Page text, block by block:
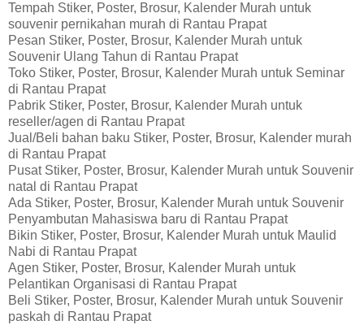
Tempah Stiker, Poster, Brosur, Kalender Murah untuk
souvenir pernikahan murah di Rantau Prapat
Pesan Stiker, Poster, Brosur, Kalender Murah untuk
Souvenir Ulang Tahun di Rantau Prapat
Toko Stiker, Poster, Brosur, Kalender Murah untuk Seminar
di Rantau Prapat
Pabrik Stiker, Poster, Brosur, Kalender Murah untuk
reseller/agen di Rantau Prapat
Jual/Beli bahan baku Stiker, Poster, Brosur, Kalender murah
di Rantau Prapat
Pusat Stiker, Poster, Brosur, Kalender Murah untuk Souvenir
natal di Rantau Prapat
Ada Stiker, Poster, Brosur, Kalender Murah untuk Souvenir
Penyambutan Mahasiswa baru di Rantau Prapat
Bikin Stiker, Poster, Brosur, Kalender Murah untuk Maulid
Nabi di Rantau Prapat
Agen Stiker, Poster, Brosur, Kalender Murah untuk
Pelantikan Organisasi di Rantau Prapat
Beli Stiker, Poster, Brosur, Kalender Murah untuk Souvenir
paskah di Rantau Prapat